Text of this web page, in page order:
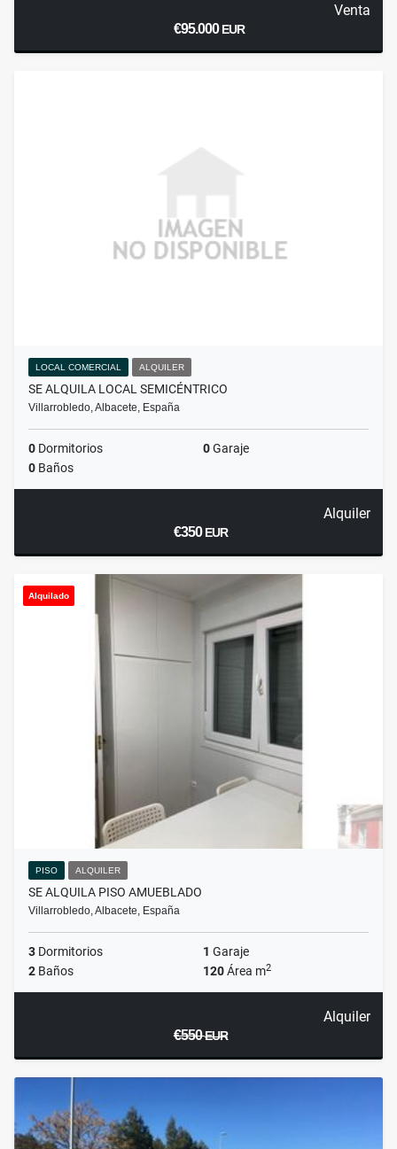
Venta
€95.000EUR
LOCAL COMERCIAL ALQUILER
SE ALQUILA LOCAL SEMICÉNTRICO
Villarrobledo, Albacete, España
0 Dormitorios 0Garaje
0 Baños
Alquiler
€350EUR
Alquilado
PISO ALQUILER
SE ALQUILA PISO AMUEBLADO
Villarrobledo, Albacete, España
3 Dormitorios 1 Garaje
2 Baños 120Área m2
Alquiler
€550EUR